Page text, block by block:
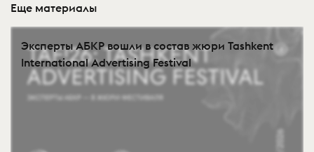
Еще материалы
Эксперты АБКР вошли в состав жюри Tashkent
International Advertising Festival